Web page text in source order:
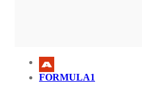
FORMULA1